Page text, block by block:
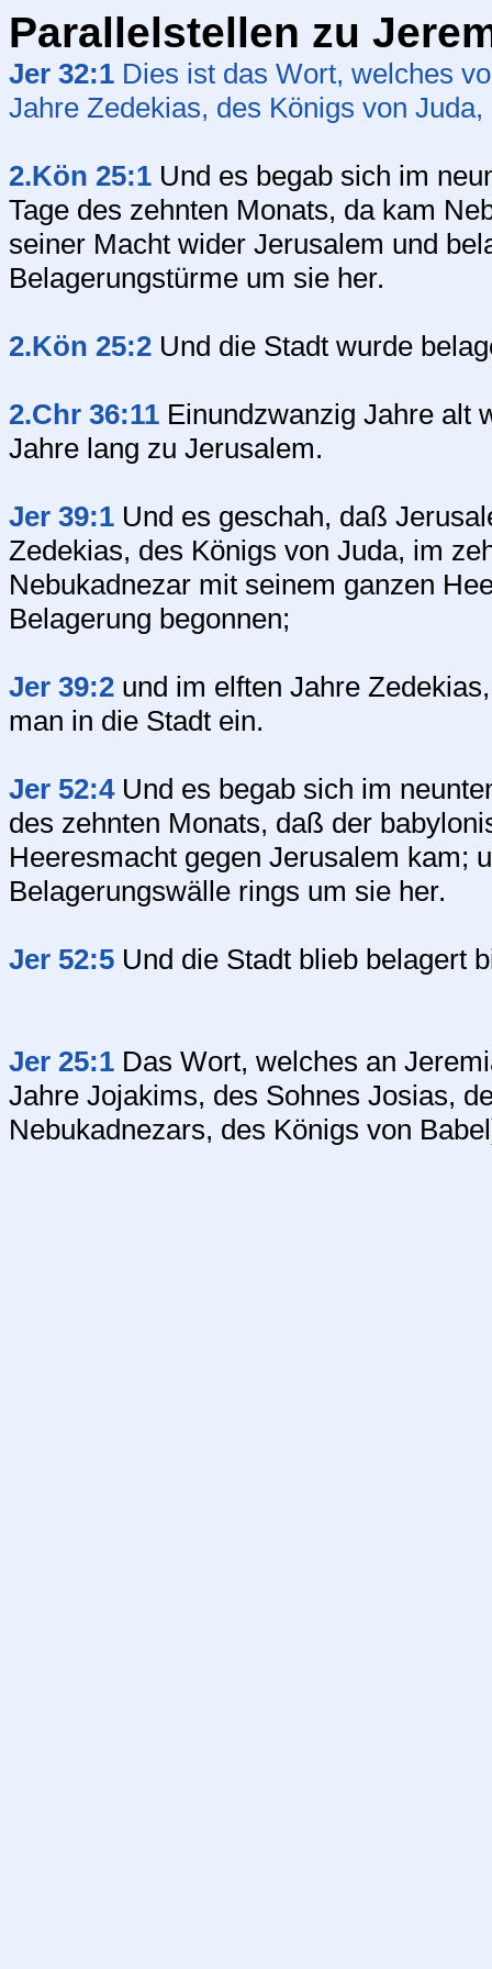
Parallelstellen zu
Jer 32:1 Dies ist das Wort, welches
Jahre Zedekias, des Königs von
2.Kön 25:1 Und es begab sich im
Tage des zehnten Monats, da kam
seiner Macht wider Jerusalem und
Belagerungstürme um sie her.
2.Kön 25:2 Und die Stadt wurde
2.Chr 36:11 Einundzwanzig Jahre alt
Jahre lang zu Jerusalem.
Jer 39:1 Und es geschah, daß
Zedekias, des Königs von Juda, im
Nebukadnezar mit seinem ganzen
Belagerung begonnen;
Jer 39:2 und im elften Jahre
man in die Stadt ein.
Jer 52:4Und es begab sich im
des zehnten Monats, daß der
Heeresmacht gegen Jerusalem kam;
Belagerungswälle rings um sie her.
Jer 52:5 Und die Stadt blieb belagert
Jer 25:1 Das Wort, welches an
Jahre Jojakims, des Sohnes Josias,
Nebukadnezars, des Königs von